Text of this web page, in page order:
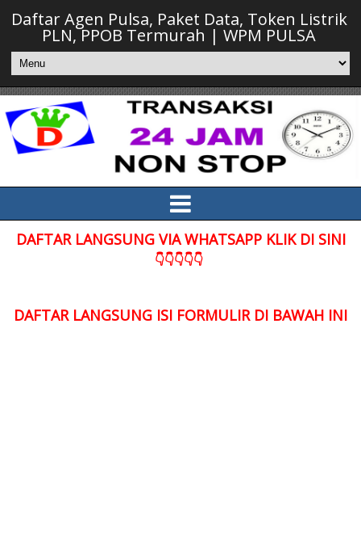
Daftar Agen Pulsa, Paket Data, Token Listrik
PLN, PPOB Termurah | WPM PULSA
DAFTAR LANGSUNG VIA WHATSAPP KLIK DI SINI
👇👇👇👇👇
DAFTAR LANGSUNG ISI FORMULIR DI BAWAH INI